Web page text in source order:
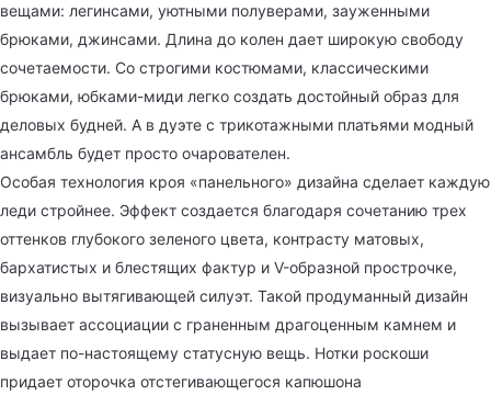
вещами: легинсами, уютными полуверами, зауженными
брюками, джинсами. Длина до колен дает широкую свободу
сочетаемости. Со строгими костюмами, классическими
брюками, юбками-миди легко создать достойный образ для
деловых будней. А в дуэте с трикотажными платьями модный
ансамбль будет просто очарователен.
Особая технология кроя «панельного» дизайна сделает каждую
леди стройнее. Эффект создается благодаря сочетанию трех
оттенков глубокого зеленого цвета, контрасту матовых,
бархатистых и блестящих фактур и V-образной прострочке,
визуально вытягивающей силуэт. Такой продуманный дизайн
вызывает ассоциации с граненным драгоценным камнем и
выдает по-настоящему статусную вещь. Нотки роскоши
придает оторочка отстегивающегося капюшона